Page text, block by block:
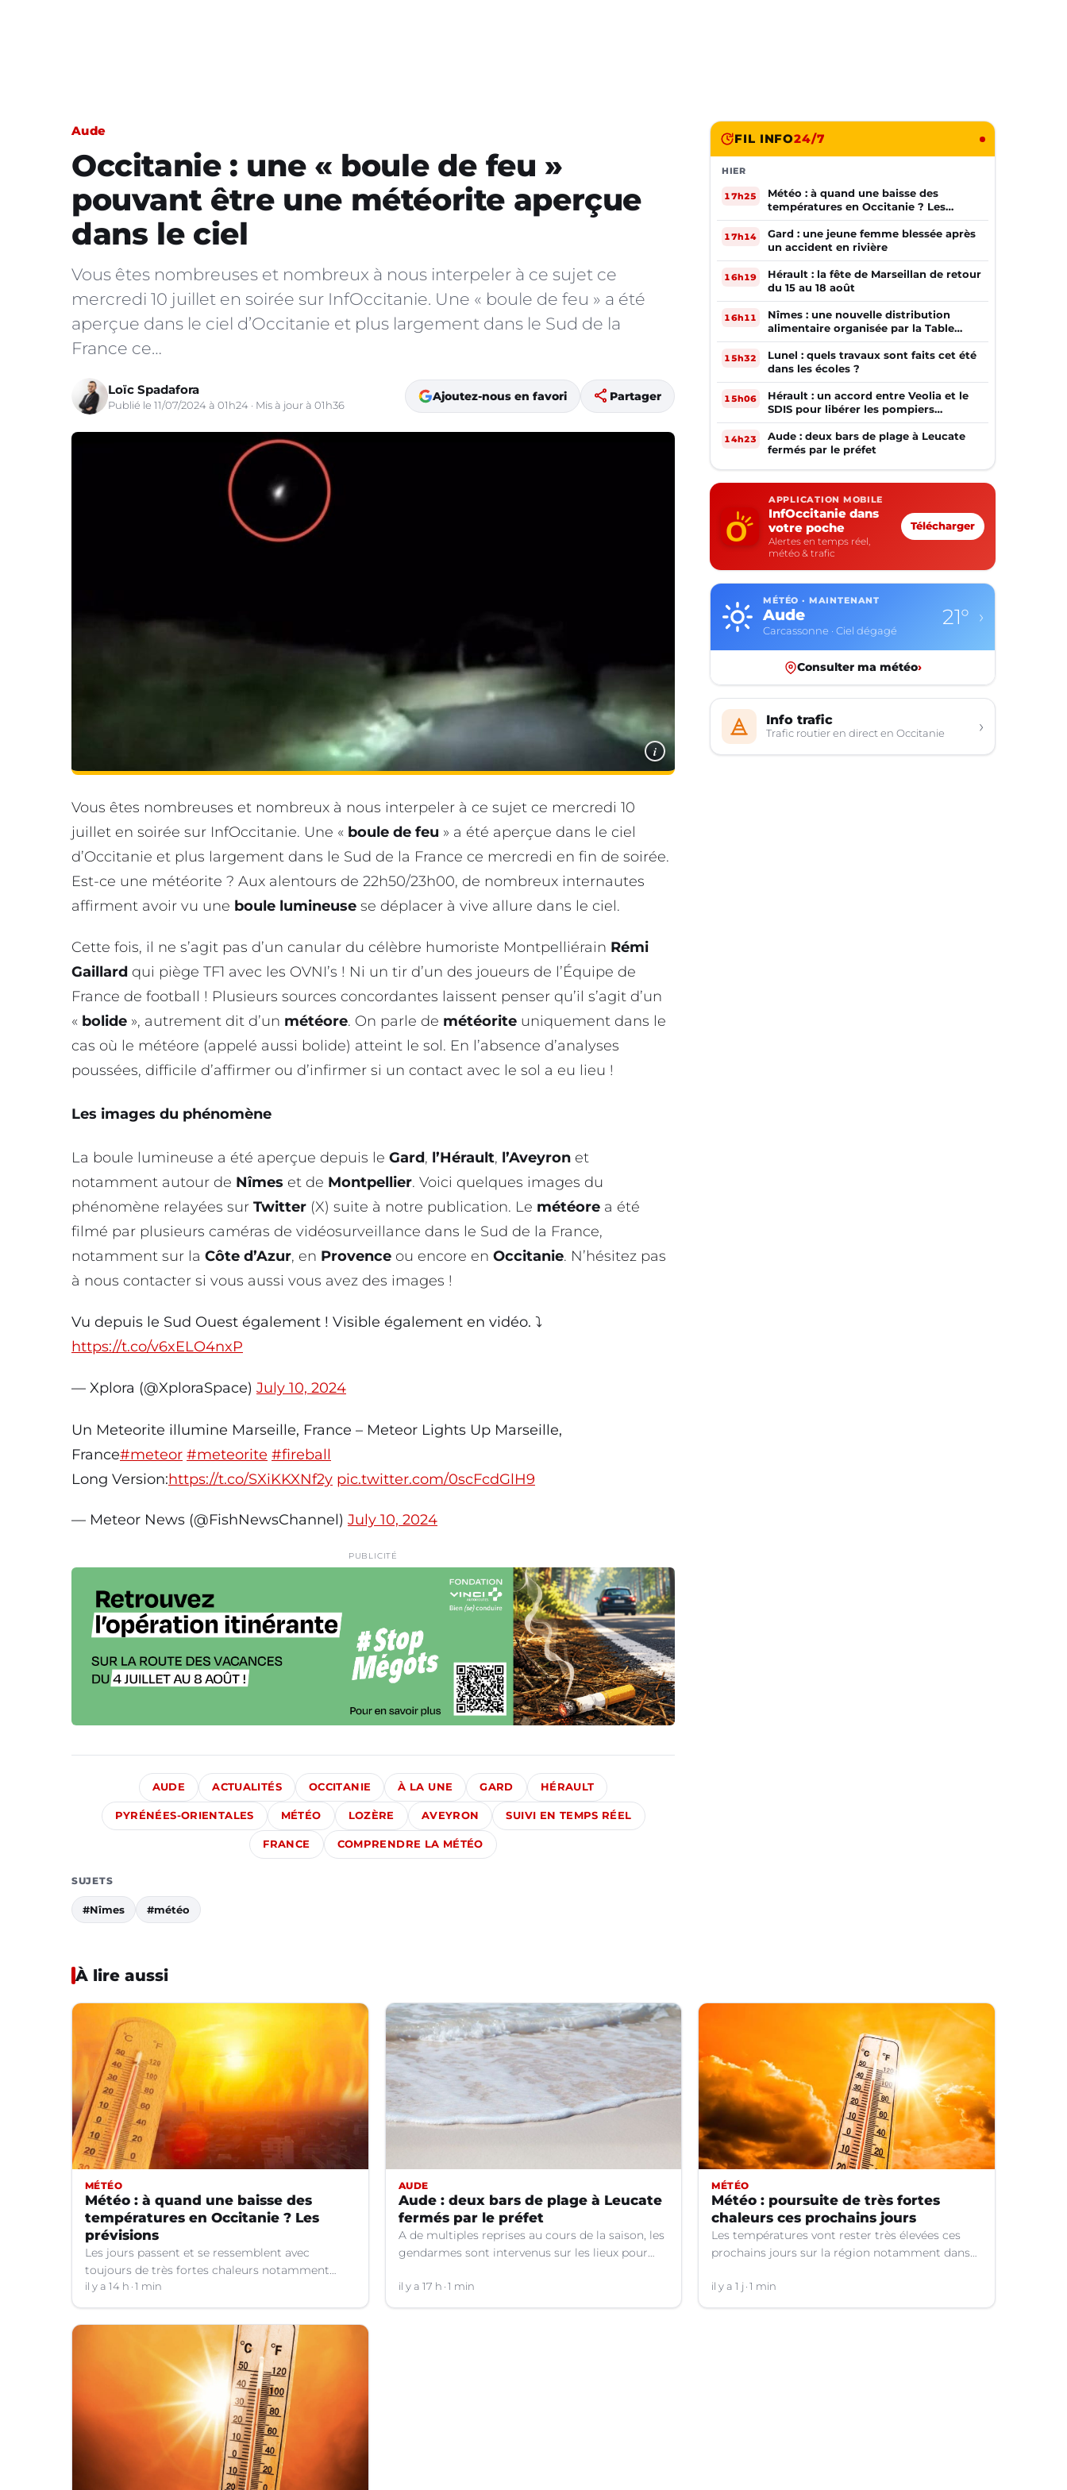
Aude
Occitanie : une « boule de feu »
pouvant être une météorite aperçue
dans le ciel
Vous êtes nombreuses et nombreux à nous interpeler à ce sujet ce
mercredi 10 juillet en soirée sur InfOccitanie. Une « boule de feu » a été
aperçue dans le ciel d’Occitanie et plus largement dans le Sud de la
France ce…
Loïc Spadafora
Publié le 11/07/2024 à 01h24 · Mis à jour à 01h36
Ajoutez-nous en favori share Partager
i
Vous êtes nombreuses et nombreux à nous interpeler à ce sujet ce mercredi 10
juillet en soirée sur InfOccitanie. Une « boule de feu » a été aperçue dans le ciel
d’Occitanie et plus largement dans le Sud de la France ce mercredi en fin de soirée.
Est-ce une météorite ? Aux alentours de 22h50/23h00, de nombreux internautes
affirment avoir vu une boule lumineuse se déplacer à vive allure dans le ciel.
Cette fois, il ne s’agit pas d’un canular du célèbre humoriste Montpelliérain Rémi
Gaillard qui piège TF1 avec les OVNI’s ! Ni un tir d’un des joueurs de l’Équipe de
France de football ! Plusieurs sources concordantes laissent penser qu’il s’agit d’un
« bolide », autrement dit d’un météore. On parle de météorite uniquement dans le
cas où le météore (appelé aussi bolide) atteint le sol. En l’absence d’analyses
poussées, difficile d’affirmer ou d’infirmer si un contact avec le sol a eu lieu !
Les images du phénomène
La boule lumineuse a été aperçue depuis le Gard, l’Hérault, l’Aveyron et
notamment autour de Nîmes et de Montpellier. Voici quelques images du
phénomène relayées sur Twitter (X) suite à notre publication. Le météore a été
filmé par plusieurs caméras de vidéosurveillance dans le Sud de la France,
notamment sur la Côte d’Azur, en Provence ou encore en Occitanie. N’hésitez pas
à nous contacter si vous aussi vous avez des images !
Vu depuis le Sud Ouest également ! Visible également en vidéo. ⤵️
https://t.co/v6xELO4nxP
— Xplora (@XploraSpace) July 10, 2024
Un Meteorite illumine Marseille, France – Meteor Lights Up Marseille,
France#meteor #meteorite #fireball
Long Version:https://t.co/SXiKKXNf2y pic.twitter.com/0scFcdGlH9
— Meteor News (@FishNewsChannel) July 10, 2024
PUBLICITÉ
AUDE ACTUALITÉS OCCITANIE À LA UNE GARD HÉRAULT
PYRÉNÉES-ORIENTALES MÉTÉO LOZÈRE AVEYRON SUIVI EN TEMPS RÉEL
FRANCE COMPRENDRE LA MÉTÉO
SUJETS
#Nîmes #météo
FIL INFO24/7
HIER
17h25
Météo : à quand une baisse des
températures en Occitanie ? Les
prévisions
17h14
Gard : une jeune femme blessée après
un accident en rivière
16h19
Hérault : la fête de Marseillan de retour
du 15 au 18 août
16h11
Nîmes : une nouvelle distribution
alimentaire organisée par la Table
Ouverte
15h32
Lunel : quels travaux sont faits cet été
dans les écoles ?
15h06
Hérault : un accord entre Veolia et le
SDIS pour libérer les pompiers
volontaires
14h23
Aude : deux bars de plage à Leucate
fermés par le préfet
APPLICATION MOBILE
InfOccitanie dans
votre poche
Alertes en temps réel,
météo & trafic
Télécharger
MÉTÉO · MAINTENANT
Aude
Carcassonne · Ciel dégagé
21° ›
Consulter ma météo›
Info trafic
Trafic routier en direct en Occitanie ›
À lire aussi
MÉTÉO
Météo : à quand une baisse des
températures en Occitanie ? Les
prévisions
Les jours passent et se ressemblent avec
toujours de très fortes chaleurs notamment
dans le Languedoc. Jusqu’à quand ?
il y a 14 h 1 min
AUDE
Aude : deux bars de plage à Leucate
fermés par le préfet
A de multiples reprises au cours de la saison, les
gendarmes sont intervenus sur les lieux pour
d'alcool, de rixes, de tapage, de stationnement...
il y a 17 h 1 min
MÉTÉO
Météo : poursuite de très fortes
chaleurs ces prochains jours
Les températures vont rester très élevées ces
prochains jours sur la région notamment dans
il y a 1 j 1 min